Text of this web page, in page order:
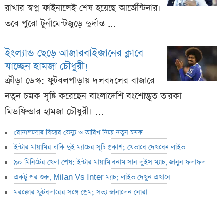
রাখার স্বপ্ন ফাইনালেই শেষ হয়েছে আর্জেন্টিনার।
তবে পুরো টুর্নামেন্টজুড়ে দুর্দান্ত ...
ইংল্যান্ড ছেড়ে আজারবাইজানের ক্লাবে
যাচ্ছেন হামজা চৌধুরী!
ক্রীড়া ডেস্ক: ফুটবলপাড়ায় দলবদলের বাজারে
নতুন চমক সৃষ্টি করেছেন বাংলাদেশি বংশোদ্ভূত তারকা
মিডফিল্ডার হামজা চৌধুরী। ...
রোনালদোর বিয়ের ভেন্যু ও তারিখ নিয়ে নতুন চমক
ইন্টার মায়ামির বাকি দুই ম্যাচের সূচি প্রকাশ; যেভাবে দেখবেন লাইভ
৯০ মিনিটের খেলা শেষ: ইন্টার মায়ামি বনাম সান লুইস ম্যাচ, জানুন ফলাফল
একটু পর শুরু, Milan Vs Inter ম্যাচ; লাইভ দেখুন এখানে
মরক্কোর ফুটবলারের সঙ্গে প্রেম; সত্য জানালেন নোরা